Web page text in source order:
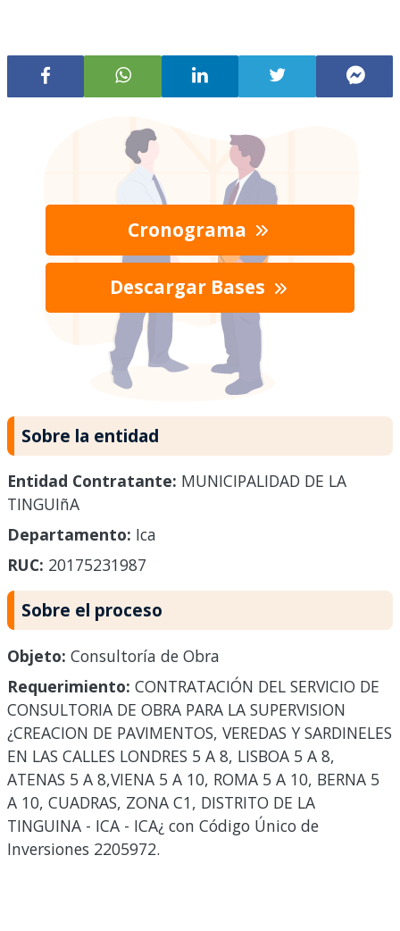
Cronograma
Descargar Bases
Sobre la entidad
Entidad Contratante: MUNICIPALIDAD DE LA
TINGUIñA
Departamento: Ica
RUC: 20175231987
Sobre el proceso
Objeto: Consultoría de Obra
Requerimiento: CONTRATACIÓN DEL SERVICIO DE
CONSULTORIA DE OBRA PARA LA SUPERVISION
¿CREACION DE PAVIMENTOS, VEREDAS Y SARDINELES
EN LAS CALLES LONDRES 5 A 8, LISBOA 5 A 8,
ATENAS 5 A 8,VIENA 5 A 10, ROMA 5 A 10, BERNA 5
A 10, CUADRAS, ZONA C1, DISTRITO DE LA
TINGUINA - ICA - ICA¿ con Código Único de
Inversiones 2205972.